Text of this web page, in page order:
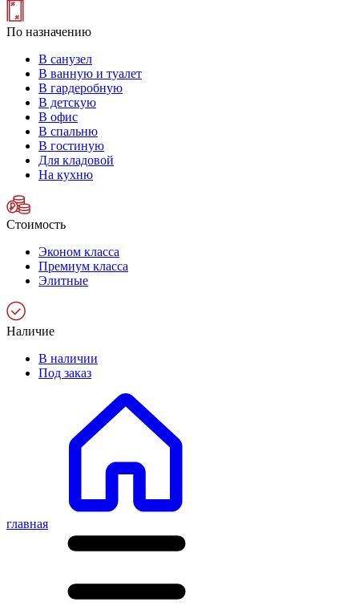
По назначению
В санузел
В ванную и туалет
В гардеробную
В детскую
В офис
В спальню
В гостиную
Для кладовой
На кухню
Стоимость
Эконом класса
Премиум класса
Элитные
Наличие
В наличии
Под заказ
главная